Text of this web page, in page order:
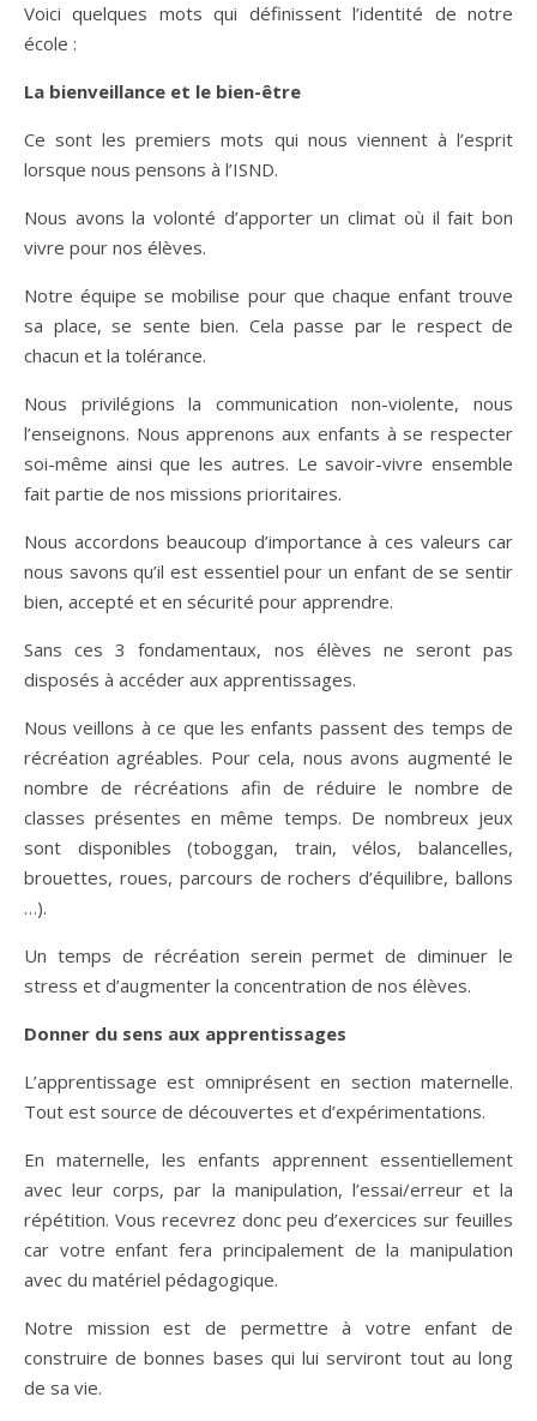
Voici quelques mots qui définissent l’identité de notre
école :
La bienveillance et le bien-être
Ce sont les premiers mots qui nous viennent à l’esprit
lorsque nous pensons à l’ISND.
Nous avons la volonté d’apporter un climat où il fait bon
vivre pour nos élèves.
Notre équipe se mobilise pour que chaque enfant trouve
sa place, se sente bien. Cela passe par le respect de
chacun et la tolérance.
Nous privilégions la communication non-violente, nous
l’enseignons. Nous apprenons aux enfants à se respecter
soi-même ainsi que les autres. Le savoir-vivre ensemble
fait partie de nos missions prioritaires.
Nous accordons beaucoup d’importance à ces valeurs car
nous savons qu’il est essentiel pour un enfant de se sentir
bien, accepté et en sécurité pour apprendre.
Sans ces 3 fondamentaux, nos élèves ne seront pas
disposés à accéder aux apprentissages.
Nous veillons à ce que les enfants passent des temps de
récréation agréables. Pour cela, nous avons augmenté le
nombre de récréations afin de réduire le nombre de
classes présentes en même temps. De nombreux jeux
sont disponibles (toboggan, train, vélos, balancelles,
brouettes, roues, parcours de rochers d’équilibre, ballons
…).
Un temps de récréation serein permet de diminuer le
stress et d’augmenter la concentration de nos élèves.
Donner du sens aux apprentissages
L’apprentissage est omniprésent en section maternelle.
Tout est source de découvertes et d’expérimentations.
En maternelle, les enfants apprennent essentiellement
avec leur corps, par la manipulation, l’essai/erreur et la
répétition. Vous recevrez donc peu d’exercices sur feuilles
car votre enfant fera principalement de la manipulation
avec du matériel pédagogique.
Notre mission est de permettre à votre enfant de
construire de bonnes bases qui lui serviront tout au long
de sa vie.